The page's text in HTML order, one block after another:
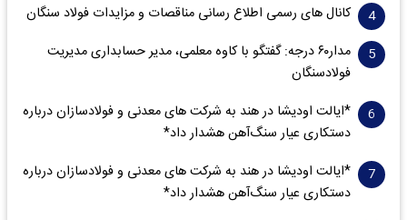
کانال های رسمی اطلاع رسانی مناقصات و مزایدات فولاد سنگان
مدار‌۶٠ درجه: گفتگو با کاوه معلمی، مدیر حسابداری مدیریت
فولادسنگان
*ایالت اودیشا در هند به شرکت های معدنی و فولادسازان درباره
دستکاری عیار سنگ‌آهن هشدار داد*
*ایالت اودیشا در هند به شرکت های معدنی و فولادسازان درباره
دستکاری عیار سنگ‌آهن هشدار داد*